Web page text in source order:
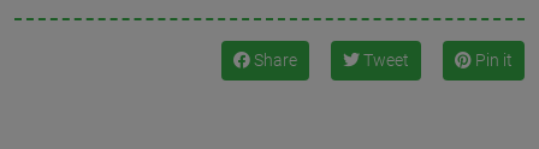
Share Tweet Pin it